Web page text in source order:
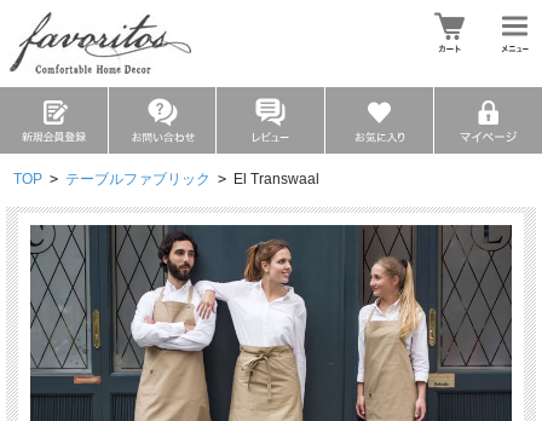
TOP > テーブルファブリック > El Transwaal